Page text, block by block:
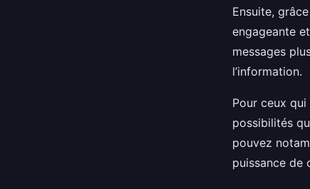
Ensuite,
engageante
messages
l’information.
Pour ceux
possibilités
pouvez
puissance de